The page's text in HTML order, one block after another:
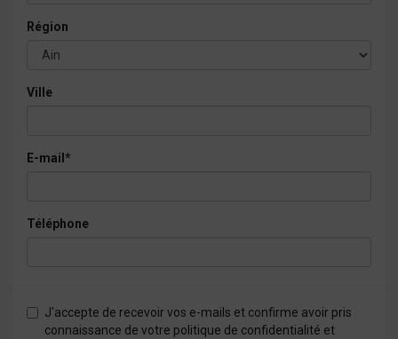
Région
Ville
E-mail*
Téléphone
J'accepte de recevoir vos e-mails et confirme avoir pris
connaissance de votre politique de confidentialité et